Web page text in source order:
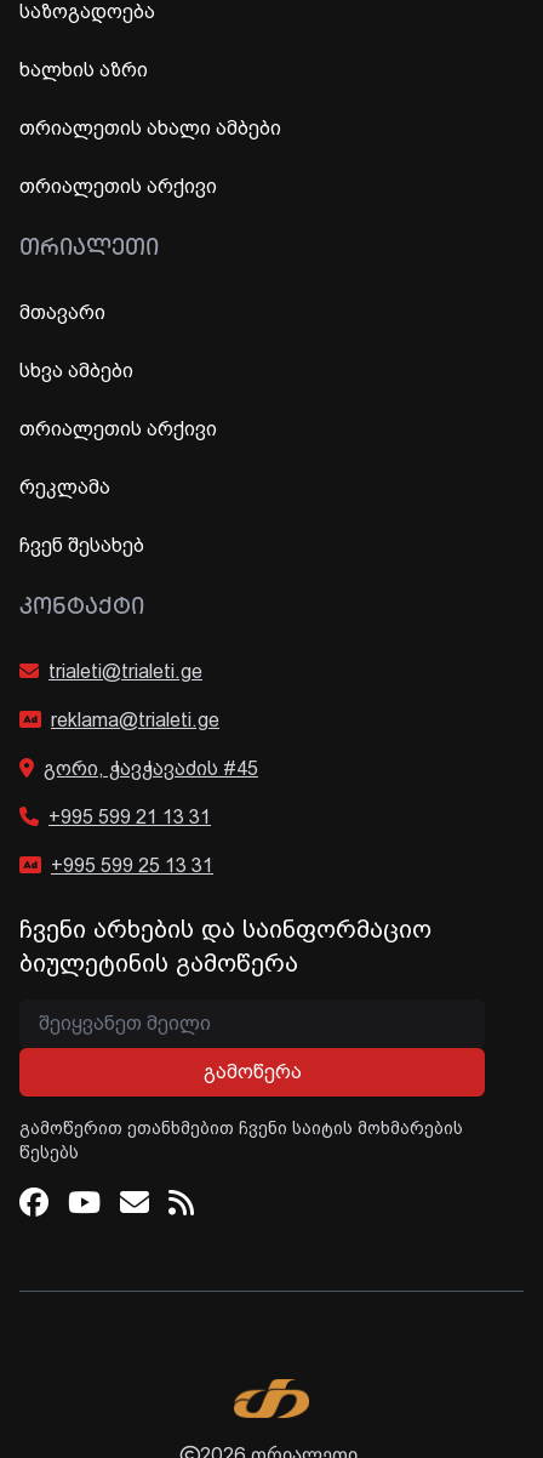
საზოგადოება
ხალხის აზრი
თრიალეთის ახალი ამბები
თრიალეთის არქივი
ᲗᲠᲘᲐᲚᲔᲗᲘ
მთავარი
სხვა ამბები
თრიალეთის არქივი
რეკლამა
ჩვენ შესახებ
ᲙᲝᲜᲢᲐᲥᲢᲘ
trialeti@trialeti.ge
reklama@trialeti.ge
გორი, ჭავჭავაძის #45
+995 599 21 13 31
+995 599 25 13 31
ჩვენი არხების და საინფორმაციო
ბიულეტინის გამოწერა
გამოწერა
გამოწერით ეთანხმებით ჩვენი საიტის მოხმარების
წესებს
Facebook
Youtube
Email
RSS